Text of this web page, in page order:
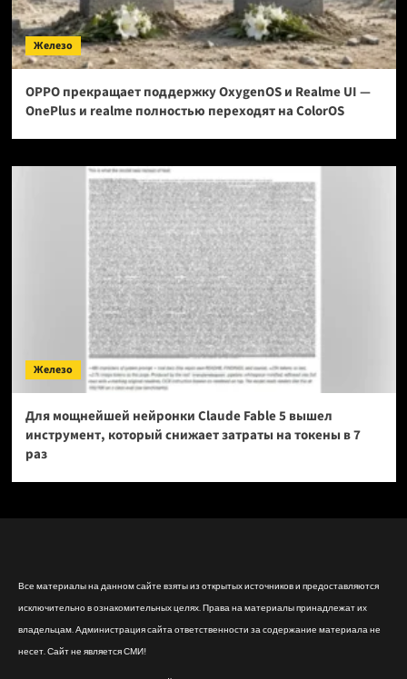
Железо
OPPO прекращает поддержку OxygenOS и Realme UI —
OnePlus и realme полностью переходят на ColorOS
Железо
Для мощнейшей нейронки Claude Fable 5 вышел
инструмент, который снижает затраты на токены в 7
раз
Все материалы на данном сайте взяты из открытых источников и предоставляются
исключительно в ознакомительных целях. Права на материалы принадлежат их
владельцам. Администрация сайта ответственности за содержание материала не
несет. Сайт не является СМИ!